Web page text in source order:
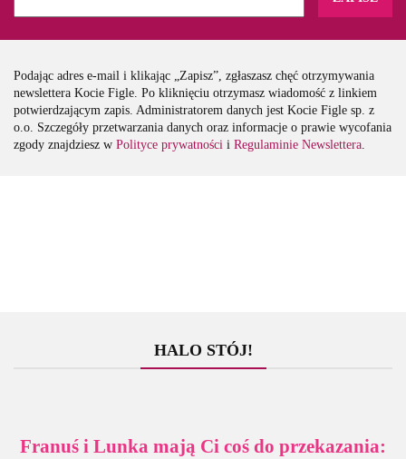
Podając adres e-mail i klikając „Zapisz”, zgłaszasz chęć otrzymywania
newslettera Kocie Figle. Po kliknięciu otrzymasz wiadomość z linkiem
potwierdzającym zapis. Administratorem danych jest Kocie Figle sp. z
o.o. Szczegóły przetwarzania danych oraz informacje o prawie wycofania
zgody znajdziesz w Polityce prywatności i Regulaminie Newslettera
HALO STÓJ!
Franuś i Lunka mają Ci coś do przekazania: